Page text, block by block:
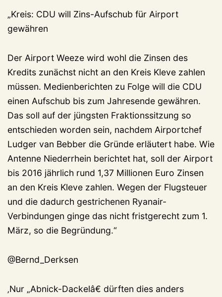
„Kreis: CDU will Zins-Aufschub für Airport
gewähren
Der Airport Weeze wird wohl die Zinsen des
Kredits zunächst nicht an den Kreis Kleve zahlen
müssen. Medienberichten zu Folge will die CDU
einen Aufschub bis zum Jahresende gewähren.
Das soll auf der jüngsten Fraktionssitzung so
entschieden worden sein, nachdem Airportchef
Ludger van Bebber die Gründe erläutert habe. Wie
Antenne Niederrhein berichtet hat, soll der Airport
bis 2016 jährlich rund 1,37 Millionen Euro Zinsen
an den Kreis Kleve zahlen. Wegen der Flugsteuer
und die dadurch gestrichenen Ryanair-
Verbindungen ginge das nicht fristgerecht zum 1.
März, so die Begründung.“
@Bernd_Derksen
‚Nur „Abnick-Dackelâ€ dürften dies anders